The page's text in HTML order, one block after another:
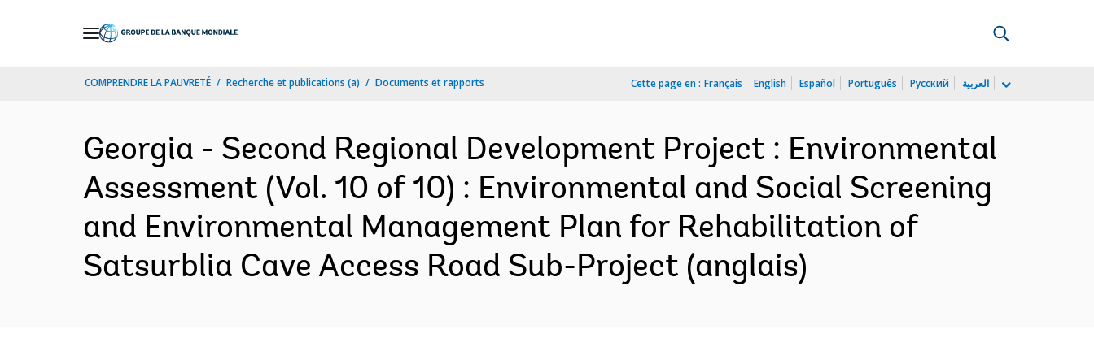
COMPRENDRE LA PAUVRETÉ Recherche et publications (a) Documents et rapports Cette page en : Français English Español Português Русский العربية
Georgia - Second Regional Development Project : Environmental
Assessment (Vol. 10 of 10) : Environmental and Social Screening
and Environmental Management Plan for Rehabilitation of
Satsurblia Cave Access Road Sub-Project (anglais)